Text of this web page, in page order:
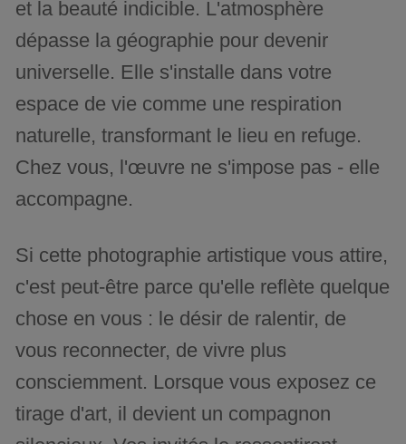
et la beauté indicible. L'atmosphère
dépasse la géographie pour devenir
universelle. Elle s'installe dans votre
espace de vie comme une respiration
naturelle, transformant le lieu en refuge.
Chez vous, l'œuvre ne s'impose pas - elle
accompagne.
Si cette photographie artistique vous attire,
c'est peut-être parce qu'elle reflète quelque
chose en vous : le désir de ralentir, de
vous reconnecter, de vivre plus
consciemment. Lorsque vous exposez ce
tirage d'art, il devient un compagnon